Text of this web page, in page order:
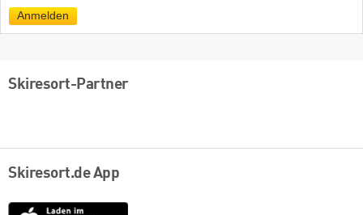
Anmelden
Skiresort-Partner
Skiresort.de App
App